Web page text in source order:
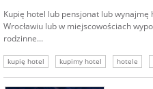
Kupię hotel lub pensjonat lub
Wrocławiu lub w miejscowościach
rodzinne...
kupię hotel kupimy hotel hotele
nieruchomości turystyczne
wrocław